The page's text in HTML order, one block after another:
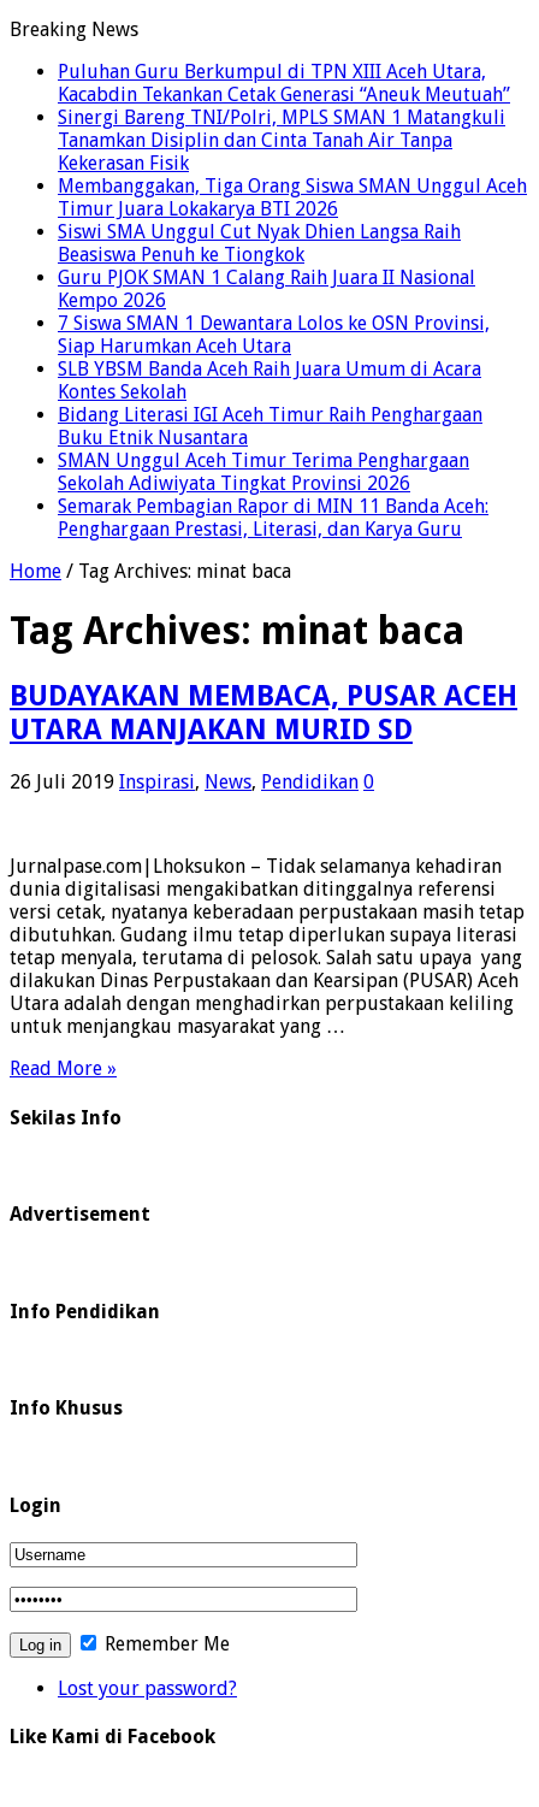
Breaking News
Puluhan Guru Berkumpul di TPN XIII Aceh Utara,
Kacabdin Tekankan Cetak Generasi “Aneuk Meutuah”
Sinergi Bareng TNI/Polri, MPLS SMAN 1 Matangkuli
Tanamkan Disiplin dan Cinta Tanah Air Tanpa
Kekerasan Fisik
Membanggakan, Tiga Orang Siswa SMAN Unggul Aceh
Timur Juara Lokakarya BTI 2026
Siswi SMA Unggul Cut Nyak Dhien Langsa Raih
Beasiswa Penuh ke Tiongkok
Guru PJOK SMAN 1 Calang Raih Juara II Nasional
Kempo 2026
7 Siswa SMAN 1 Dewantara Lolos ke OSN Provinsi,
Siap Harumkan Aceh Utara
SLB YBSM Banda Aceh Raih Juara Umum di Acara
Kontes Sekolah
Bidang Literasi IGI Aceh Timur Raih Penghargaan
Buku Etnik Nusantara
SMAN Unggul Aceh Timur Terima Penghargaan
Sekolah Adiwiyata Tingkat Provinsi 2026
Semarak Pembagian Rapor di MIN 11 Banda Aceh:
Penghargaan Prestasi, Literasi, dan Karya Guru
Home / Tag Archives: minat baca
Tag Archives: minat baca
BUDAYAKAN MEMBACA, PUSAR ACEH
UTARA MANJAKAN MURID SD
26 Juli 2019 Inspirasi, News, Pendidikan 0
Jurnalpase.com|Lhoksukon – Tidak selamanya kehadiran
dunia digitalisasi mengakibatkan ditinggalnya referensi
versi cetak, nyatanya keberadaan perpustakaan masih tetap
dibutuhkan. Gudang ilmu tetap diperlukan supaya literasi
tetap menyala, terutama di pelosok. Salah satu upaya yang
dilakukan Dinas Perpustakaan dan Kearsipan (PUSAR) Aceh
Utara adalah dengan menghadirkan perpustakaan keliling
untuk menjangkau masyarakat yang …
Read More »
Sekilas Info
Advertisement
Info Pendidikan
Info Khusus
Login
Remember Me
Lost your password?
Like Kami di Facebook